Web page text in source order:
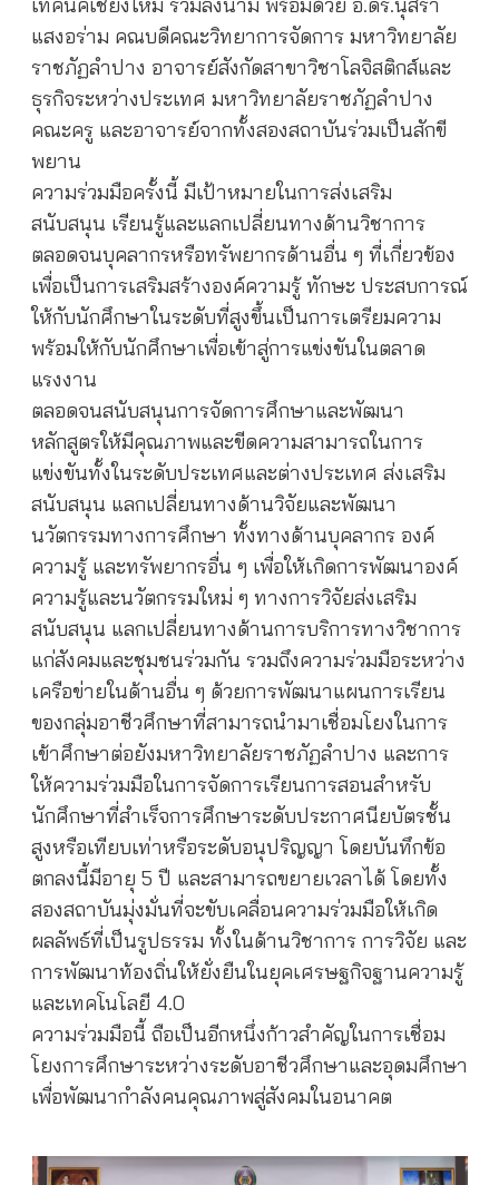
แสงอร่าม คณบดีคณะวิทยาการจัดการ มหาวิทยาลัย
ราชภัฏลำปาง อาจารย์สังกัดสาขาวิชาโลจิสติกส์และ
ธุรกิจระหว่างประเทศ มหาวิทยาลัยราชภัฏลำปาง
คณะครู และอาจารย์จากทั้งสองสถาบันร่วมเป็นสักขี
พยาน
ความร่วมมือครั้งนี้ มีเป้าหมายในการส่งเสริม
สนับสนุน เรียนรู้และแลกเปลี่ยนทางด้านวิชาการ
ตลอดจนบุคลากรหรือทรัพยากรด้านอื่น ๆ ที่เกี่ยวข้อง
เพื่อเป็นการเสริมสร้างองค์ความรู้ ทักษะ ประสบการณ์
ให้กับนักศึกษาในระดับที่สูงขึ้นเป็นการเตรียมความ
พร้อมให้กับนักศึกษาเพื่อเข้าสู่การแข่งขันในตลาด
แรงงาน
ตลอดจนสนับสนุนการจัดการศึกษาและพัฒนา
หลักสูตรให้มีคุณภาพและขีดความสามารถในการ
แข่งขันทั้งในระดับประเทศและต่างประเทศ ส่งเสริม
สนับสนุน แลกเปลี่ยนทางด้านวิจัยและพัฒนา
นวัตกรรมทางการศึกษา ทั้งทางด้านบุคลากร องค์
ความรู้ และทรัพยากรอื่น ๆ เพื่อให้เกิดการพัฒนาองค์
ความรู้และนวัตกรรมใหม่ ๆ ทางการวิจัยส่งเสริม
สนับสนุน แลกเปลี่ยนทางด้านการบริการทางวิชาการ
แก่สังคมและชุมชนร่วมกัน รวมถึงความร่วมมือระหว่าง
เครือข่ายในด้านอื่น ๆ ด้วยการพัฒนาแผนการเรียน
ของกลุ่มอาชีวศึกษาที่สามารถนำมาเชื่อมโยงในการ
เข้าศึกษาต่อยังมหาวิทยาลัยราชภัฏลำปาง และการ
ให้ความร่วมมือในการจัดการเรียนการสอนสำหรับ
นักศึกษาที่สำเร็จการศึกษาระดับประกาศนียบัตรชั้น
สูงหรือเทียบเท่าหรือระดับอนุปริญญา โดยบันทึกข้อ
ตกลงนี้มีอายุ 5 ปี และสามารถขยายเวลาได้ โดยทั้ง
สองสถาบันมุ่งมั่นที่จะขับเคลื่อนความร่วมมือให้เกิด
ผลลัพธ์ที่เป็นรูปธรรม ทั้งในด้านวิชาการ การวิจัย และ
การพัฒนาท้องถิ่นให้ยั่งยืนในยุคเศรษฐกิจฐานความรู้
และเทคโนโลยี 4.0
ความร่วมมือนี้ ถือเป็นอีกหนึ่งก้าวสำคัญในการเชื่อม
โยงการศึกษาระหว่างระดับอาชีวศึกษาและอุดมศึกษา
เพื่อพัฒนากำลังคนคุณภาพสู่สังคมในอนาคต